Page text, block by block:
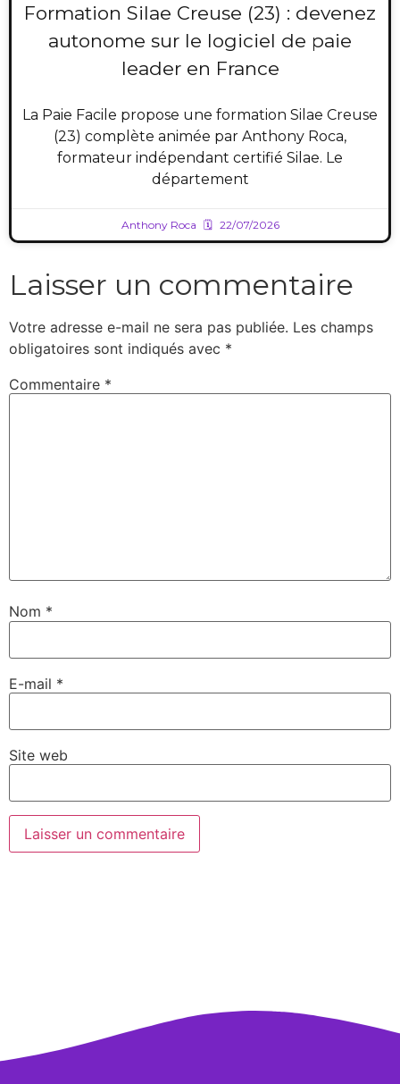
Formation Silae Creuse (23) : devenez
autonome sur le logiciel de paie
leader en France
La Paie Facile propose une formation Silae Creuse
(23) complète animée par Anthony Roca,
formateur indépendant certifié Silae. Le
département
Anthony Roca 22/07/2026
Laisser un commentaire
Votre adresse e-mail ne sera pas publiée. Les champs
obligatoires sont indiqués avec *
Commentaire *
Nom *
E-mail *
Site web